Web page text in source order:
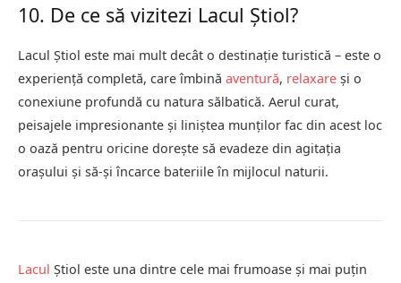
10. De ce să vizitezi Lacul Știol?
Lacul Știol este mai mult decât o destinație turistică – este o
experiență completă, care îmbină aventură, relaxare și o
conexiune profundă cu natura sălbatică. Aerul curat,
peisajele impresionante și liniștea munților fac din acest loc
o oază pentru oricine dorește să evadeze din agitația
orașului și să-și încarce bateriile în mijlocul naturii.
Lacul Știol este una dintre cele mai frumoase și mai puțin